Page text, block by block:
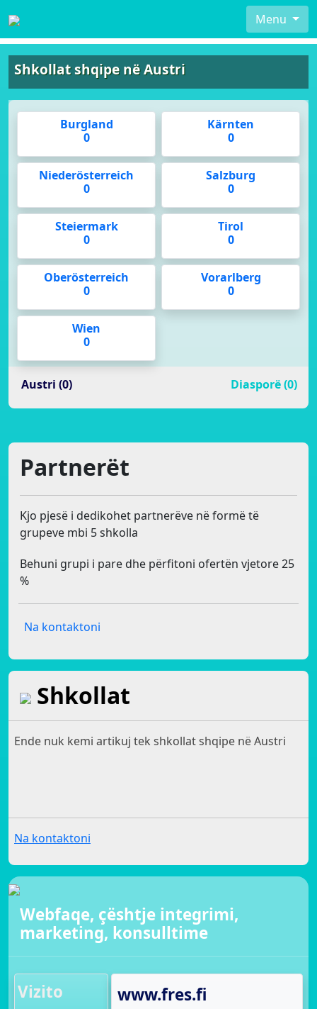
Menu
Shkollat shqipe në Austri
Burgland
0
Kärnten
0
Niederösterreich
0
Salzburg
0
Steiermark
0
Tirol
0
Oberösterreich
0
Vorarlberg
0
Wien
0
Austri (0) Diasporë (0)
Partnerët
Kjo pjesë i dedikohet partnerëve në formë të
grupeve mbi 5 shkolla
Behuni grupi i pare dhe përfitoni ofertën vjetore 25
%
Na kontaktoni
Shkollat
Ende nuk kemi artikuj tek shkollat shqipe në Austri
Na kontaktoni
Webfaqe, çështje integrimi,
marketing, konsulltime
Vizito www.fres.fi